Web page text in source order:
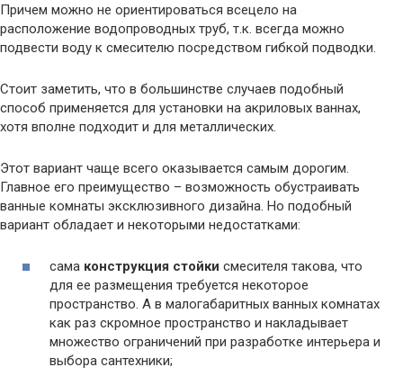
Причем можно не ориентироваться всецело на
расположение водопроводных труб, т.к. всегда можно
подвести воду к смесителю посредством гибкой подводки.
Стоит заметить, что в большинстве случаев подобный
способ применяется для установки на акриловых ваннах,
хотя вполне подходит и для металлических.
Этот вариант чаще всего оказывается самым дорогим.
Главное его преимущество – возможность обустраивать
ванные комнаты эксклюзивного дизайна. Но подобный
вариант обладает и некоторыми недостатками:
сама конструкция стойки смесителя такова, что
для ее размещения требуется некоторое
пространство. А в малогабаритных ванных комнатах
как раз скромное пространство и накладывает
множество ограничений при разработке интерьера и
выбора сантехники;